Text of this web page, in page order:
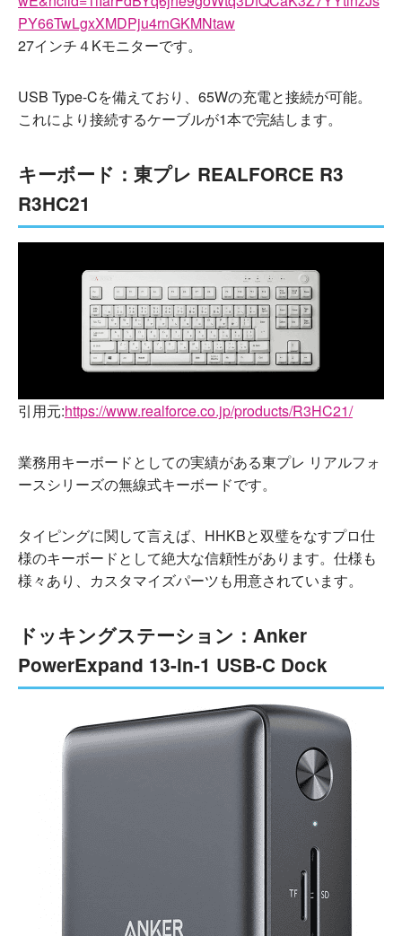
PY66TwLgxXMDPju4rnGKMNtaw
27インチ４Kモニターです。
USB Type-Cを備えており、65Wの充電と接続が可能。
これにより接続するケーブルが1本で完結します。
キーボード：東プレ REALFORCE R3
R3HC21
引用元:https://www.realforce.co.jp/products/R3HC21/
業務用キーボードとしての実績がある東プレ リアルフォ
ースシリーズの無線式キーボードです。
タイピングに関して言えば、HHKBと双璧をなすプロ仕
様のキーボードとして絶大な信頼性があります。仕様も
様々あり、カスタマイズパーツも用意されています。
ドッキングステーション：Anker
PowerExpand 13-in-1 USB-C Dock